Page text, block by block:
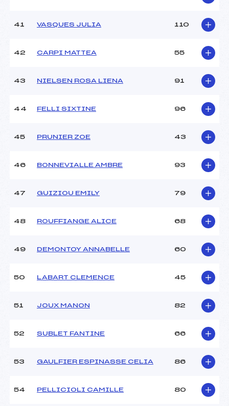
41 VASQUES JULIA 110
42 CARPI MATTEA 55
43 NIELSEN ROSA LIENA 91
44 FELLI SIXTINE 96
45 PRUNIER ZOE 43
46 BONNEVIALLE AMBRE 93
47 GUIZIOU EMILY 79
48 ROUFFIANGE ALICE 68
49 DEMONTOY ANNABELLE 60
50 LABART CLEMENCE 45
51 JOUX MANON 82
52 SUBLET FANTINE 66
53 GAULFIER ESPINASSE CELIA 86
54 PELLICIOLI CAMILLE 80